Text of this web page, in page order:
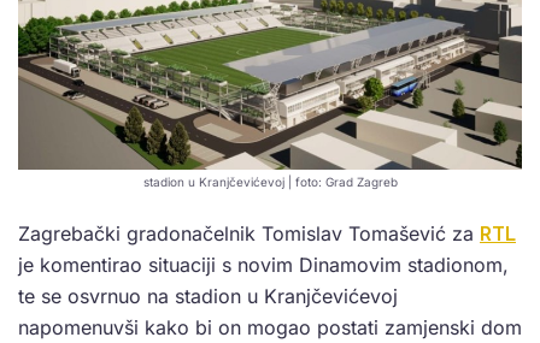
stadion u Kranjčevićevoj | foto: Grad Zagreb
Zagrebački gradonačelnik Tomislav Tomašević za RTL
je komentirao situaciji s novim Dinamovim stadionom,
te se osvrnuo na stadion u Kranjčevićevoj
napomenuvši kako bi on mogao postati zamjenski dom